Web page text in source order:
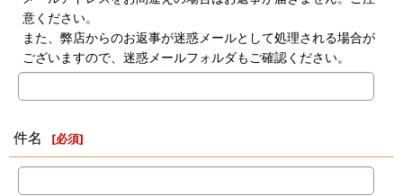
意ください。
また、弊店からのお返事が迷惑メールとして処理される場合が
ございますので、迷惑メールフォルダもご確認ください。
件名 [必須]